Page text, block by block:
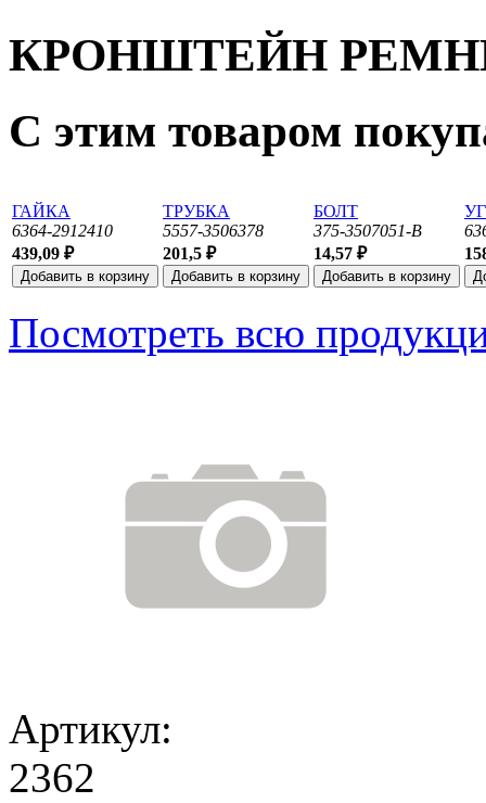
КРОНШТЕЙН
С этим товаром
ГАЙКА
6364-2912410
439,09 ₽
ТРУБКА
5557-3506378
201,5 ₽
БОЛТ
375-3507051-В
14,57 ₽
Посмотреть всю
Артикул:
2362